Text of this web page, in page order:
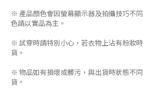
※ 產品顏色會因螢幕顯示器及拍攝技巧不
色請以實品為主。
※ 試穿時請特別小心，若衣物上沾有粉妝
貨。
※ 物品如有損壞或髒污，與出貨時狀態不
貨。